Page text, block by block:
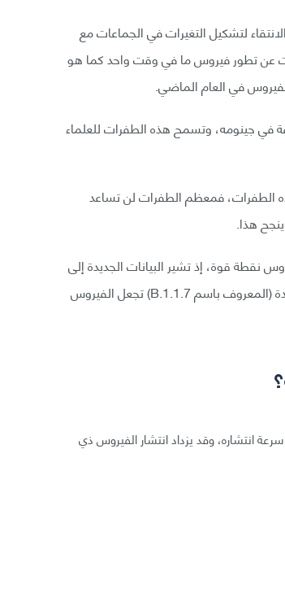
لتشكيل التغيرات في الجماعات مع
عن تطور فيروس ما في وقت واحد كما هو
في جينومه، وتسمح هذه الطفرات للعلماء
الطفرات، فمعظم الطفرات لن تساعد
هذا.
نقطة قوة، إذ تشير البيانات الجديدة إلى
أن الطفرات التي يحملها تحور الفيروس الذي ظهر أول مرة في المملكة المتحدة (المعروف باسم B.1.1.7) تجعل الفيروس
انتشاره، وقد يزداد انتشار الفيروس ذي